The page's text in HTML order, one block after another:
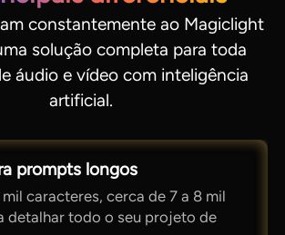
constantemente ao Magiclight
solução completa para toda
áudio e vídeo com inteligência
artificial.
prompts longos
caracteres, cerca de 7 a 8 mil
detalhar todo o seu projeto de